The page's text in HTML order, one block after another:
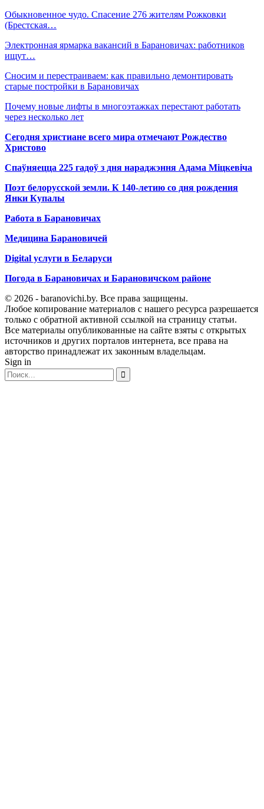
Обыкновенное чудо. Спасение 276 жителям Рожковки
(Брестская…
Электронная ярмарка вакансий в Барановичах: работников
ищут…
Сносим и перестраиваем: как правильно демонтировать
старые постройки в Барановичах
Почему новые лифты в многоэтажках перестают работать
через несколько лет
Сегодня христиане всего мира отмечают Рождество
Христово
Спаўняецца 225 гадоў з дня нараджэння Адама Міцкевіча
Поэт белорусской земли. К 140-летию со дня рождения
Янки Купалы
Работа в Барановичах
Медицина Барановичей
Digital услуги в Беларуси
Погода в Барановичах и Барановичском районе
© 2026 - baranovichi.by. Все права защищены.
Любое копирование материалов с нашего ресурса разрешается
только с обратной активной ссылкой на страницу статьи.
Все материалы опубликованные на сайте взяты с открытых
источников и других порталов интернета, все права на
авторство принадлежат их законным владельцам.
Sign in